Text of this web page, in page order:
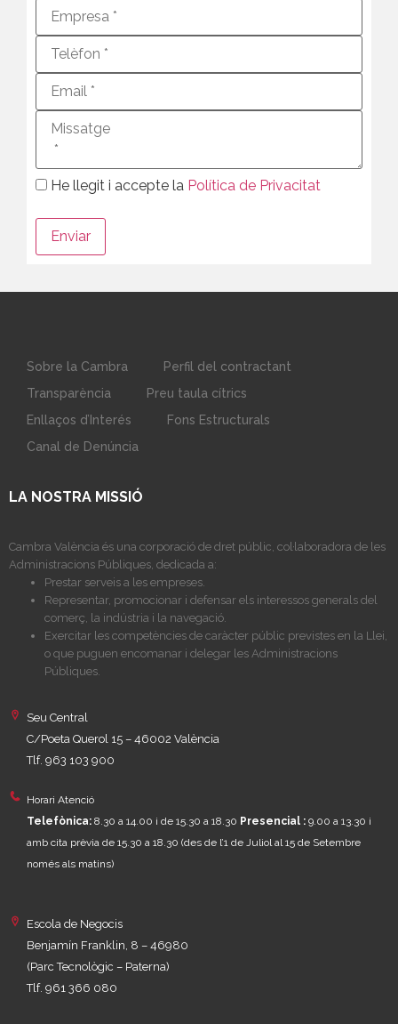
He llegit i accepte la Política de Privacitat
Sobre la Cambra
Perfil del contractant
Transparència
Preu taula cítrics
Enllaços d’Interés
Fons Estructurals
Canal de Denúncia
LA NOSTRA MISSIÓ
Cambra València és una corporació de dret públic, col·laboradora de les
Administracions Públiques, dedicada a:
Prestar serveis a les empreses.
Representar, promocionar i defensar els interessos generals del
comerç, la indústria i la navegació.
Exercitar les competències de caràcter públic previstes en la Llei,
o que puguen encomanar i delegar les Administracions
Públiques.
Seu Central
C/Poeta Querol 15 – 46002 València
Tlf. 963 103 900
Horari Atenció
Telefònica: 8.30 a 14.00 i de 15.30 a 18.30 Presencial : 9.00 a 13.30 i
amb cita prèvia de 15.30 a 18.30 (des de l’1 de Juliol al 15 de Setembre
només als matins)
Escola de Negocis
Benjamín Franklin, 8 – 46980
(Parc Tecnològic – Paterna)
Tlf. 961 366 080